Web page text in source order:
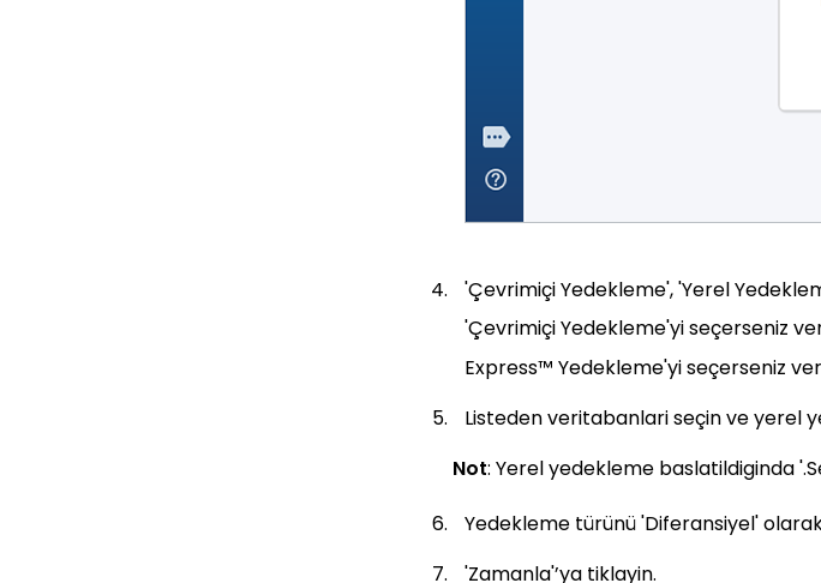
'Çevrimiçi Yedekleme', 'Yerel
'Çevrimiçi Yedekleme'yi seçerseniz
Express™ Yedekleme'yi seçerseniz
Listeden veritabanlari seçin ve yerel
Not: Yerel yedekleme baslatildiginda
Yedekleme türünü 'Diferansiyel'
'Zamanla'’ya tiklayin.